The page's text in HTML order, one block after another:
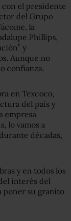
el presidente
del Grupo
la
Phillips,
y
Aunque no
confianza.
en Texcoco,
del país y
empresa
lo vamos a
décadas,
y en todos los
interés del
poner su granito